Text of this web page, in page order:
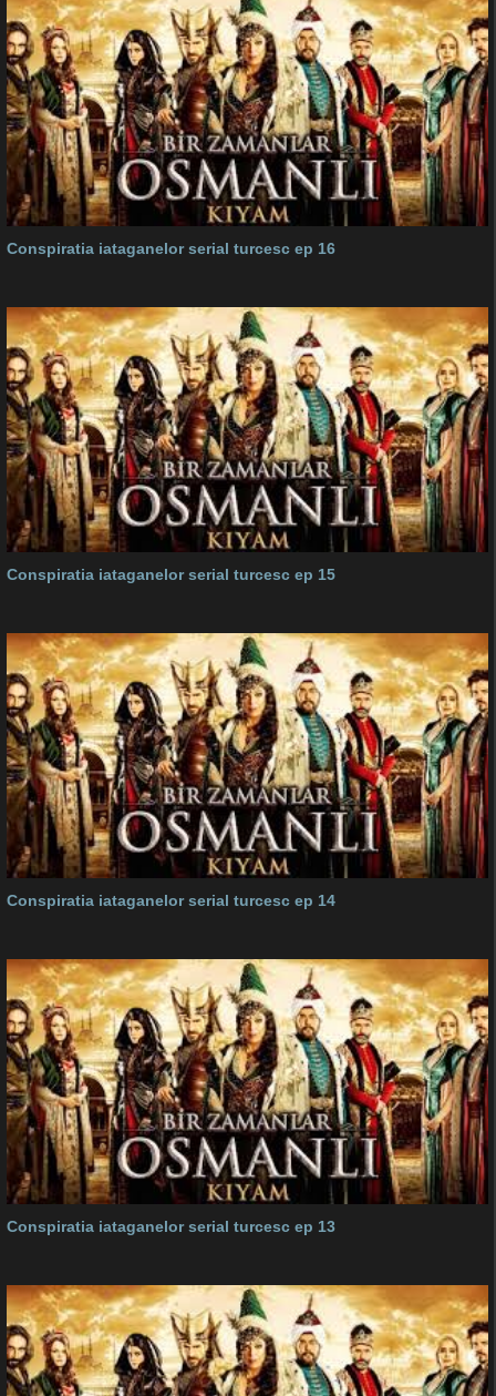
Conspiratia iataganelor serial turcesc ep 16
Conspiratia iataganelor serial turcesc ep 15
Conspiratia iataganelor serial turcesc ep 14
Conspiratia iataganelor serial turcesc ep 13